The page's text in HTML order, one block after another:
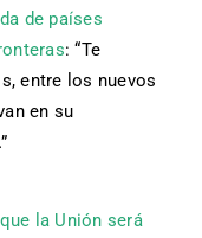
de países
: “Te
entre los nuevos
en su
”
la Unión será